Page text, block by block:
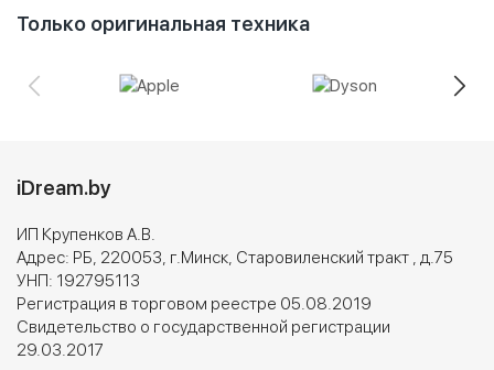
Только оригинальная техника
iDream.by
ИП Крупенков А.В.
Адрес: РБ, 220053, г.Минск, Старовиленский тракт , д.75
УНП: 192795113
Регистрация в торговом реестре 05.08.2019
Свидетельство о государственной регистрации
29.03.2017